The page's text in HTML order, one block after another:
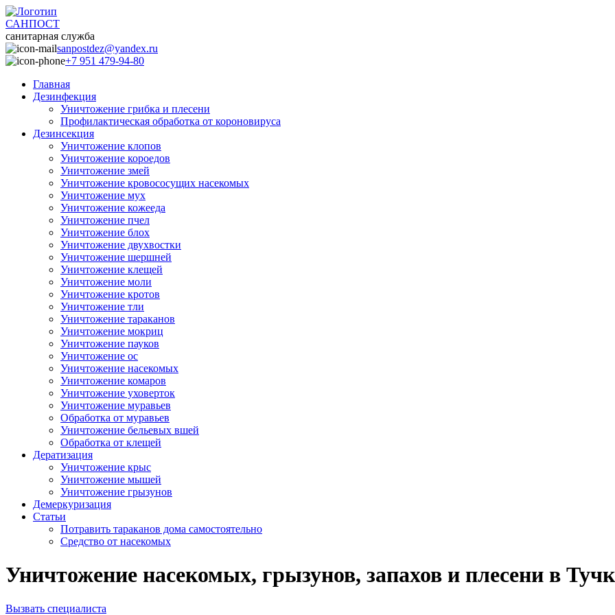
САНПОСТ
санитарная служба
sanpostdez@yandex.ru
+7 951 479-94-80
Главная
Дезинфекция
Уничтожение грибка и плесени
Профилактическая обработка от короновируса
Дезинсекция
Уничтожение клопов
Уничтожение короедов
Уничтожение змей
Уничтожение кровососущих насекомых
Уничтожение мух
Уничтожение кожееда
Уничтожение пчел
Уничтожение блох
Уничтожение двухвостки
Уничтожение шершней
Уничтожение клещей
Уничтожение моли
Уничтожение кротов
Уничтожение тли
Уничтожение тараканов
Уничтожение мокриц
Уничтожение пауков
Уничтожение ос
Уничтожение насекомых
Уничтожение комаров
Уничтожение уховерток
Уничтожение муравьев
Обработка от муравьев
Уничтожение бельевых вшей
Обработка от клещей
Дератизация
Уничтожение крыс
Уничтожение мышей
Уничтожение грызунов
Демеркуризация
Статьи
Потравить тараканов дома самостоятельно
Средство от насекомых
Уничтожение насекомых, грызунов, запахов и плесени в
Вызвать специалиста